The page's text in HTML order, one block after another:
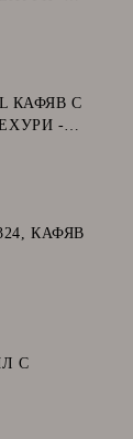
КАФЯВ С
-
КАФЯВ
С